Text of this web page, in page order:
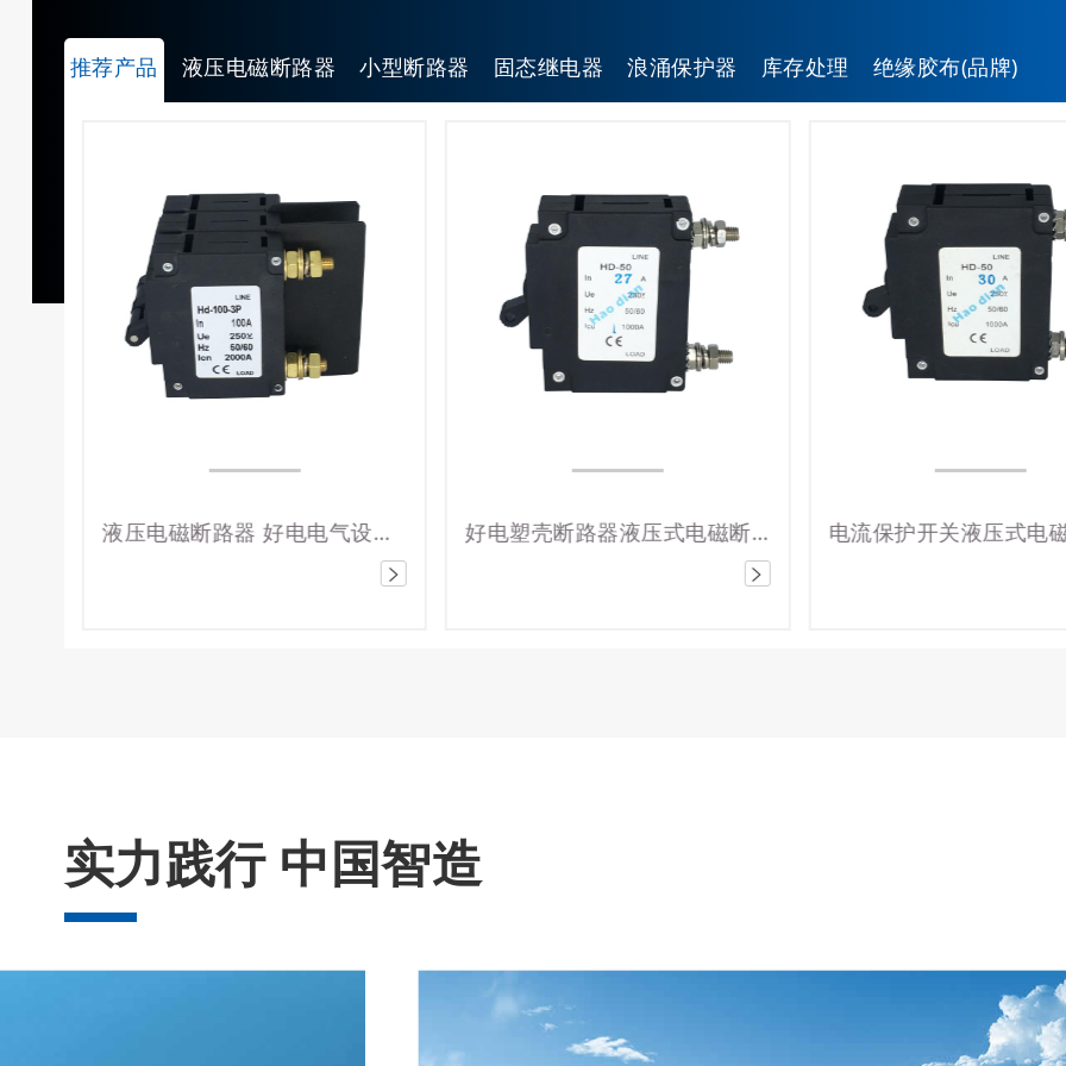
推荐产品 液压电磁断路器 小型断路器 固态继电器 浪涌保护器 库存处理 绝缘胶布(品牌)
液压电磁断路器 好电电气设备 保护磁吹式断路器Hd-100系3P/100A 好电塑壳断路器液压式电磁断路器HD-50/1P 27A过载设备保护断路器
实力践行 中国智造